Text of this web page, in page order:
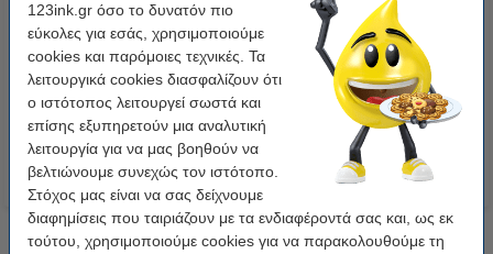
123ink.gr όσο το δυνατόν πιο
εύκολες για εσάς, χρησιμοποιούμε
cookies και παρόμοιες τεχνικές. Τα
λειτουργικά cookies διασφαλίζουν ότι
ο ιστότοπος λειτουργεί σωστά και
επίσης εξυπηρετούν μια αναλυτική
λειτουργία για να μας βοηθούν να
βελτιώνουμε συνεχώς τον ιστότοπο.
Στόχος μας είναι να σας δείχνουμε
διαφημίσεις που ταιριάζουν με τα ενδιαφέροντά σας και, ως εκ
τούτου, χρησιμοποιούμε cookies για να παρακολουθούμε τη
Η έκδοση 123ink αντικαθιστά το
Αυτοκόλλητο Θερμικό Χαρτί
Ρολό Brother DK-22210 30,48m
x 29mm
6,50 € Συμπ. 24% ΦΠΑ
Fujifilm Instax Mini (20 φύλλα)
21,90 € Συμπ. 24% ΦΠΑ